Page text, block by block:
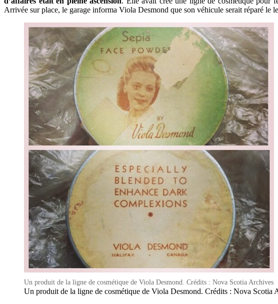
Arrivée sur place, le garage informa Viola Desmond que son véhicule serait réparé le
Un produit de la ligne de cosmétique de Viola Desmond. Crédits : Nova Scotia Archives
Un produit de la ligne de cosmétique de Viola Desmond. Crédits : Nova Scotia